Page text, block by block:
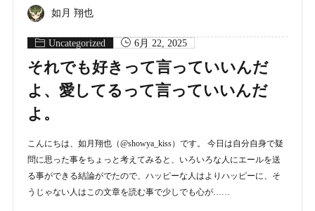
如月 翔也
Uncategorized 6月 22, 2025
それでも好きって言っていいんだ
よ、愛してるって言っていいんだ
よ。
こんにちは、如月翔也（@showya_kiss）です。 今日は自分自身で疑
問に思った事をちょっと考えてみると、いろいろな人にエールを送
る事ができる結論がでたので、ハッピーな人はよりハッピーに、そ
うじゃない人はこの文章を読む事で少しでも心が……